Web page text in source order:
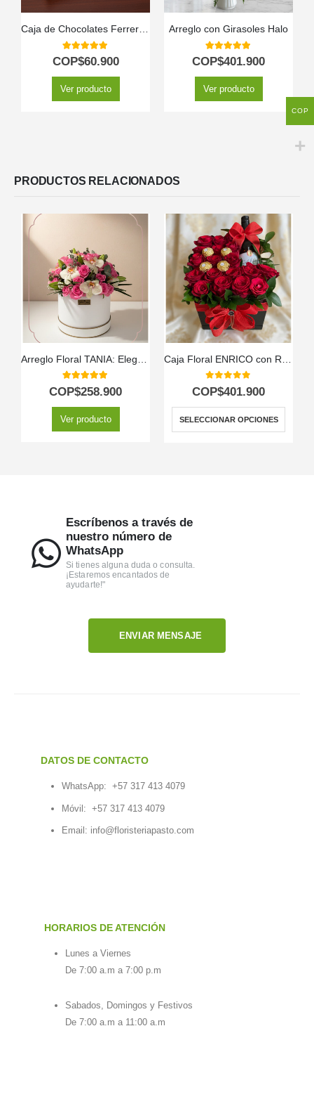
Caja de Chocolates Ferrero por 16 Unidades
5.00out of 5
COP$60.900
Ver producto
Arreglo con Girasoles Halo
5.00out of 5
COP$401.900
Ver producto
PRODUCTOS RELACIONADOS
5.00out of 5
COP$258.900
Ver producto
0out of 5
COP$401.900
SELECCIONAR OPCIONES
Escríbenos a través de
nuestro número de
WhatsApp
Si tienes alguna duda o consulta.
¡Estaremos encantados de
ayudarte!"
ENVIAR MENSAJE
DATOS DE CONTACTO
WhatsApp: +57 317 413 4079
Móvil: +57 317 413 4079
Email: info@floristeriapasto.com
HORARIOS DE ATENCIÓN
Lunes a Viernes
De 7:00 a.m a 7:00 p.m
Sabados, Domingos y Festivos
De 7:00 a.m a 11:00 a.m
COP